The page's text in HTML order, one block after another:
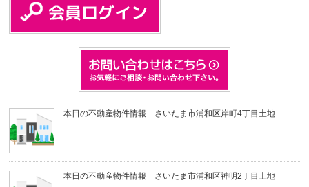
本日の不動産物件情報 さいたま市浦和区岸町4丁目土地
本日の不動産物件情報 さいたま市浦和区神明2丁目土地